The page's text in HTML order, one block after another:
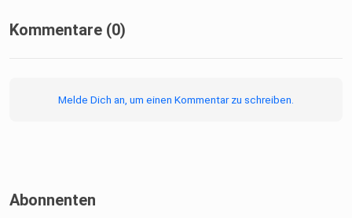
Kommentare (0)
Melde Dich an, um einen Kommentar zu schreiben.
Abonnenten